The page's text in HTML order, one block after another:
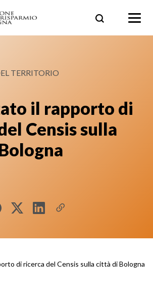
TERRITORIO
il rapporto di
Censis sulla
di ricerca del Censis sulla città di Bologna